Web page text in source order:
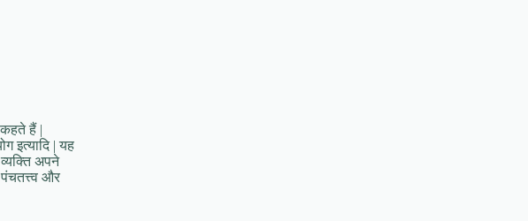
कहते हैं |
इत्यादि | यह
अपने
और